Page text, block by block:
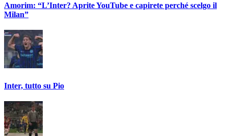
Amorim: “L’Inter? Aprite YouTube e capirete perché scelgo il
Milan”
Inter, tutto su Pio